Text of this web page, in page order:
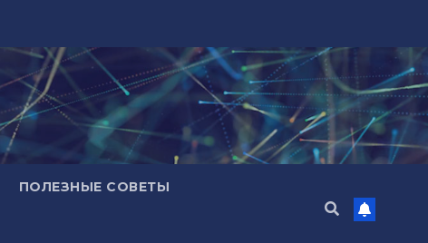
ПОЛЕЗНЫЕ СОВЕТЫ